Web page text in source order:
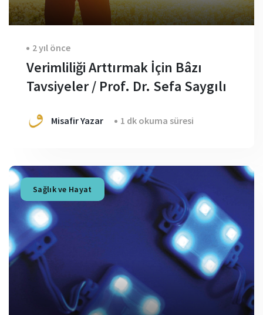
2 yıl önce
Verimliliği Arttırmak İçin Bâzı
Tavsiyeler / Prof. Dr. Sefa Saygılı
Misafir Yazar 1 dk okuma süresi
Sağlık ve Hayat